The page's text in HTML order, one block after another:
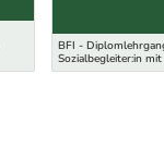
BFI -
Sozialbegleiter:in